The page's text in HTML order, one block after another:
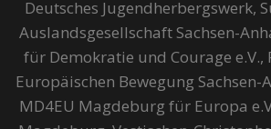
Deutsches Jugendherbergswerk,
Auslandsgesellschaft Sachsen-
für Demokratie und Courage
Europäischen Bewegung Sachsen-
MD4EU Magdeburg für Europa